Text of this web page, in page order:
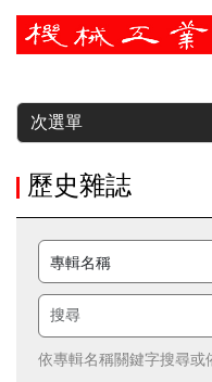
暫停
次選單
歷史雜誌
依專輯名稱關鍵字搜尋